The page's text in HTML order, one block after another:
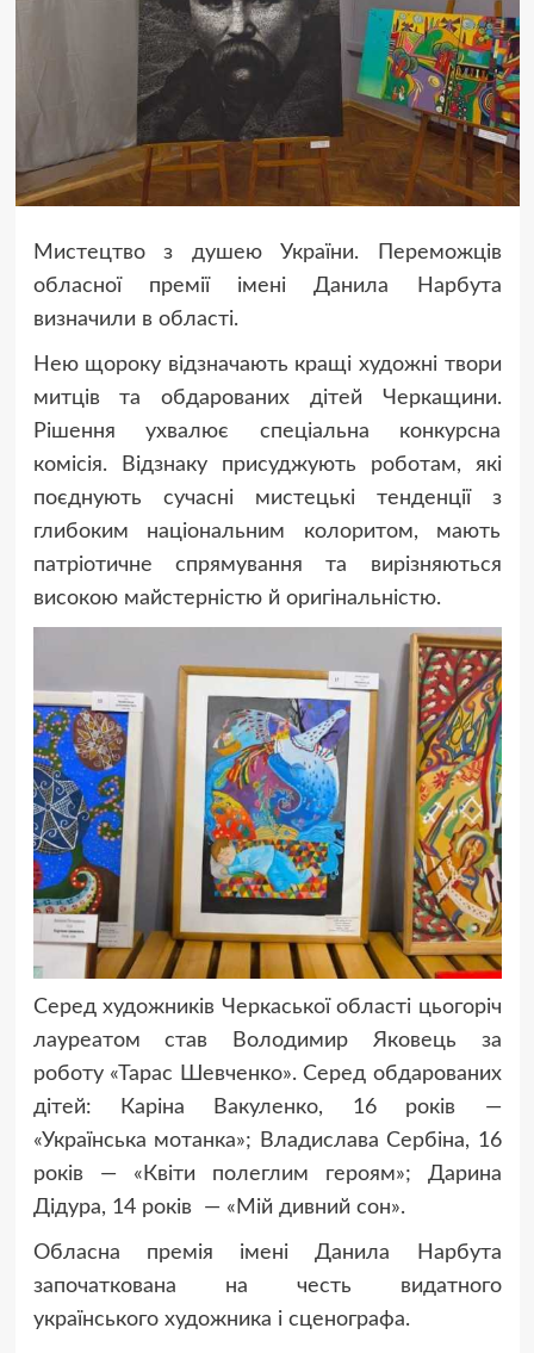
Мистецтво з душею України. Переможців
обласної премії імені Данила Нарбута
визначили в області.
Нею щороку відзначають кращі художні твори
митців та обдарованих дітей Черкащини.
Рішення ухвалює спеціальна конкурсна
комісія. Відзнаку присуджують роботам, які
поєднують сучасні мистецькі тенденції з
глибоким національним колоритом, мають
патріотичне спрямування та вирізняються
високою майстерністю й оригінальністю.
Серед художників Черкаської області цьогоріч
лауреатом став Володимир Яковець за
роботу «Тарас Шевченко». Серед обдарованих
дітей: Каріна Вакуленко, 16 років —
«Українська мотанка»; Владислава Сербіна, 16
років — «Квіти полеглим героям»; Дарина
Дідура, 14 років — «Мій дивний сон».
Обласна премія імені Данила Нарбута
започаткована на честь видатного
українського художника і сценографа.